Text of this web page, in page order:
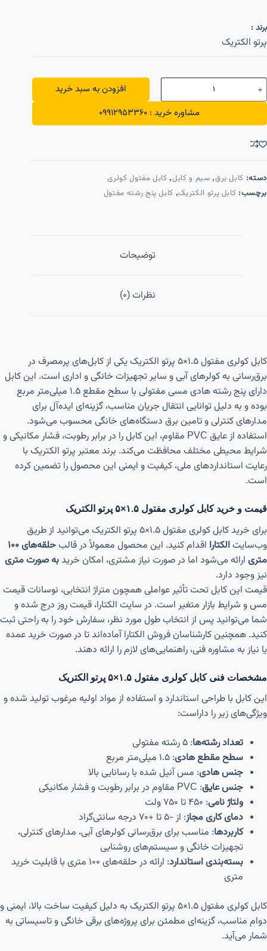
برند :
پرتو الکتریک
افزودن به سبد خرید
مشاوره خرید : 09912953360
دسته: کابل برق, سیم و کابل, کابل مفتول کولری
برچسب: کابل پرتو الکتریک, کابل پنج رشته مفتول
توضیحات
نظرات (0)
کابل کولری مفتول ۱.۵×۵ پرتو الکتریک یکی از کابل‌های پرمصرف در
برق‌رسانی به کولرهای آبی و سایر تجهیزات خانگی و اداری است. این کابل
دارای پنج رشته هادی مسی مفتولی با سطح مقطع ۱.۵ میلی‌متر مربع
بوده و به دلیل توانایی انتقال جریان مناسب، گزینه‌ای ایده‌آل برای
مدارهای کنترلی و تامین برق دستگاه‌های خانگی محسوب می‌شود.
استفاده از عایق PVC مقاوم، این کابل را در برابر رطوبت، فشار مکانیکی و
شرایط محیطی مختلف محافظت می‌کند. برند معتبر پرتو الکتریک با
رعایت استانداردهای ملی، کیفیت و ایمنی این محصول را تضمین کرده
است.
قیمت و خرید کابل کولری مفتول ۱.۵×۵ پرتو الکتریک
برای خرید کابل کولری مفتول ۱.۵×۵ پرتو الکتریک می‌توانید از طریق
وب‌سایتالکتارا اقدام کنید. این محصول معمولاً در قالب
حلقه‌های ۱۰۰
متری ارائه می‌شود اما در صورت نیاز مشتری، امکان خریدبه صورت متری
نیز وجود دارد.
قیمت این کابل تحت تأثیر عواملی همچون متراژ انتخابی، نوسانات قیمت
مس و شرایط بازار متغیر است. در سایت الکتارا، قیمت روز درج شده و
شما می‌توانید پس از انتخاب طول مورد نظر، سفارش خود را به راحتی ثبت
کنید. همچنین کارشناسان فروش الکتارا آماده‌اند تا در صورت خرید عمده
یا نیاز به مشاوره فنی، راهنمایی‌های لازم را ارائه دهند.
مشخصات فنی کابل کولری مفتول ۱.۵×۵ پرتو الکتریک
این کابل با طراحی استاندارد و استفاده از مواد اولیه مرغوب تولید شده و
ویژگی‌های زیر را داراست:
تعداد رشته‌ها: ۵ رشته مفتولی
سطح مقطع هادی: ۱.۵ میلی‌متر مربع
جنس هادی: مس آنیل شده با رسانایی بالا
جنس عایق: PVC مقاوم در برابر رطوبت و فشار مکانیکی
ولتاژ نامی: ۴۵۰ تا ۷۵۰ ولت
دمای کاری مجاز: از -۵ تا +۷۰ درجه سانتی‌گراد
کاربردها: مناسب برای برق‌رسانی کولرهای آبی، مدارهای کنترلی،
تجهیزات خانگی و سیستم‌های روشنایی
بسته‌بندی استاندارد
: ارائه در حلقه‌های ۱۰۰ متری با قابلیت خرید
متری
کابل کولری مفتول ۱.۵×۵ پرتو الکتریک به دلیل کیفیت ساخت بالا، ایمنی و
دوام مناسب، گزینه‌ای مطمئن برای پروژه‌های برقی خانگی و تاسیساتی به
شمار می‌آید.